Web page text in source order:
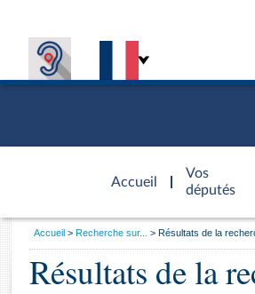
Accueil
d'accueil
Vos
députés
Général
Vous
Accueil Recherche sur... Résultats de la
Résultats de la